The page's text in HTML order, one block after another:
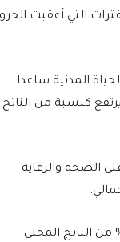
التي أعقبت
المدنية ساعدا
كنسبة من الناتج
الصحة والرعاية
اقتراض الحكومة أكثر من 100 مليار جنيه إسترليني هذا العام، أي ما يعادل نحو 3.6% من الناتج المحلي